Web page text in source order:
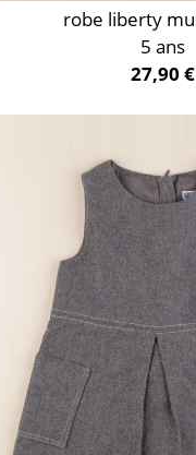
robe liberty
5 ans
27,90 €